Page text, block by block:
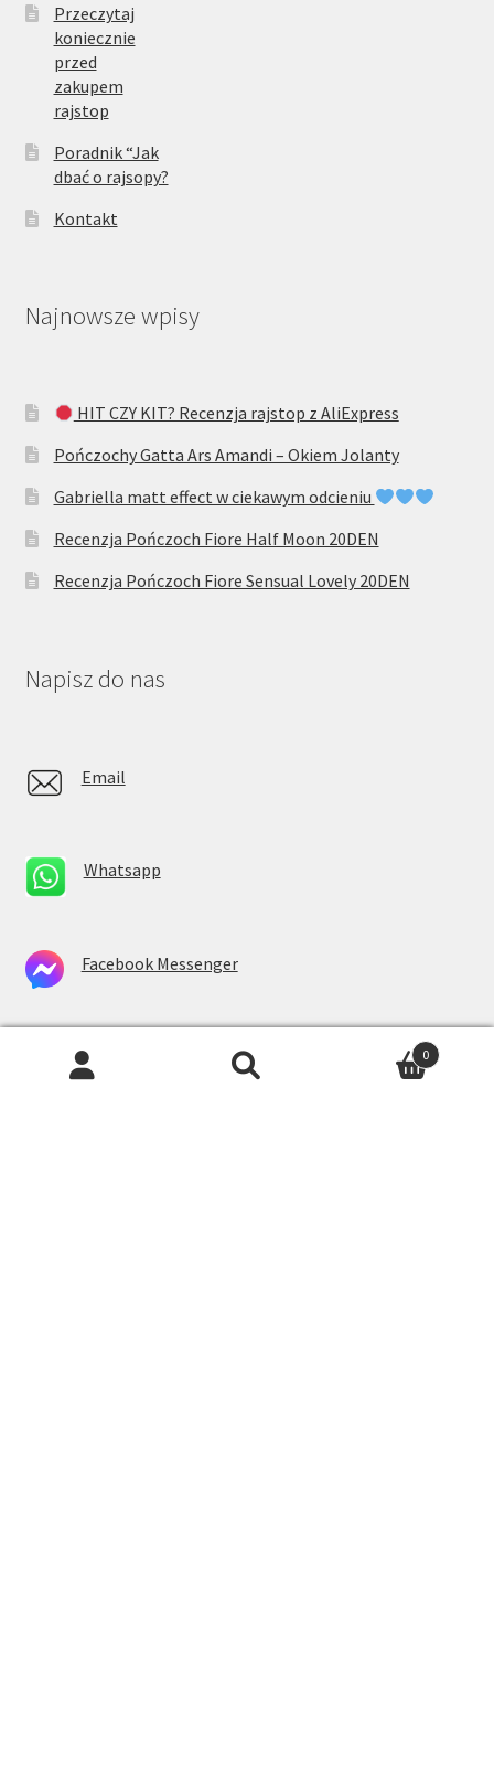
Przeczytaj
koniecznie
przed
zakupem
rajstop
Poradnik “Jak
dbać o rajsopy?
Kontakt
Najnowsze wpisy
HIT CZY KIT? Recenzja rajstop z AliExpress
Pończochy Gatta Ars Amandi – Okiem Jolanty
Gabriella matt effect w ciekawym odcieniu
Recenzja Pończoch Fiore Half Moon 20DEN
Recenzja Pończoch Fiore Sensual Lovely 20DEN
Napisz do nas
Email
Whatsapp
Facebook Messenger
Newsletter 0